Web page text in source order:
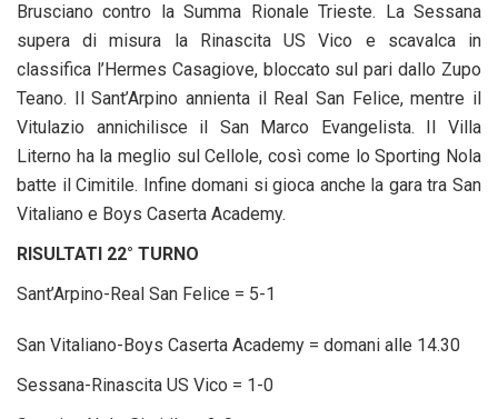
Brusciano contro la Summa Rionale Trieste. La Sessana
supera di misura la Rinascita US Vico e scavalca in
classifica l’Hermes Casagiove, bloccato sul pari dallo Zupo
Teano. Il Sant’Arpino annienta il Real San Felice, mentre il
Vitulazio annichilisce il San Marco Evangelista. Il Villa
Literno ha la meglio sul Cellole, così come lo Sporting Nola
batte il Cimitile. Infine domani si gioca anche la gara tra San
Vitaliano e Boys Caserta Academy.
RISULTATI 22° TURNO
Sant’Arpino-Real San Felice = 5-1
San Vitaliano-Boys Caserta Academy = domani alle 14.30
Sessana-Rinascita US Vico = 1-0